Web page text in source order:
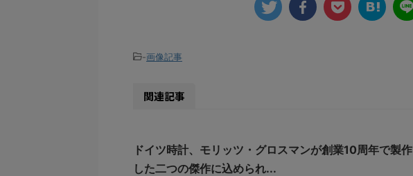
-画像記事
関連記事
ドイツ時計、モリッツ・グロスマンが創業10周年で製作
した二つの傑作に込められ...